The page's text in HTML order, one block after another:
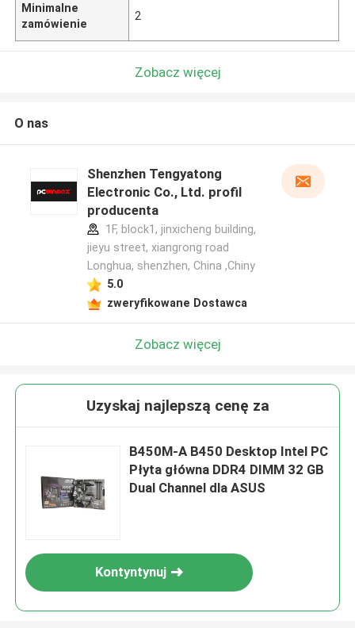
Minimalne
zamówienie
2
Zobacz więcej
O nas
Shenzhen Tengyatong
Electronic Co., Ltd. profil
producenta
1F, block1, jinxicheng building,
jieyu street, xiangrong road
Longhua, shenzhen, China ,Chiny
5.0
zweryfikowane Dostawca
Zobacz więcej
Uzyskaj najlepszą cenę za
B450M-A B450 Desktop Intel PC
Płyta główna DDR4 DIMM 32 GB
Dual Channel dla ASUS
Kontyntynuj